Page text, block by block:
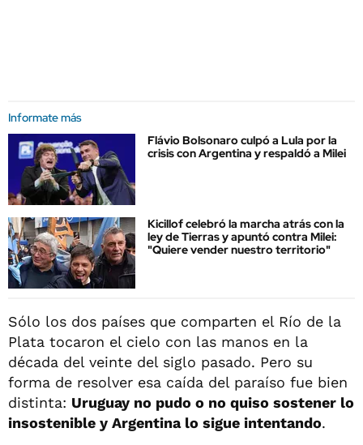
Informate más
Flávio Bolsonaro culpó a Lula por la
crisis con Argentina y respaldó a Milei
Kicillof celebró la marcha atrás con la
ley de Tierras y apuntó contra Milei:
"Quiere vender nuestro territorio"
Sólo los dos países que comparten el Río de la
Plata tocaron el cielo con las manos en la
década del veinte del siglo pasado. Pero su
forma de resolver esa caída del paraíso fue bien
distinta: Uruguay no pudo o no quiso sostener lo
insostenible y Argentina lo sigue intentando.